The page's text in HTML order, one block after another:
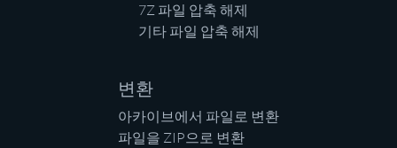
7Z 파일 압축 해제
기타 파일 압축 해제
변환
아카이브에서 파일로 변환
파일을 ZIP으로 변환